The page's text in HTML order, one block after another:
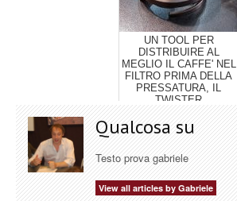
UN TOOL PER
DISTRIBUIRE AL
MEGLIO IL CAFFE' NEL
FILTRO PRIMA DELLA
PRESSATURA, IL
TWISTER
Qualcosa su
Testo prova gabriele
View all articles by Gabriele